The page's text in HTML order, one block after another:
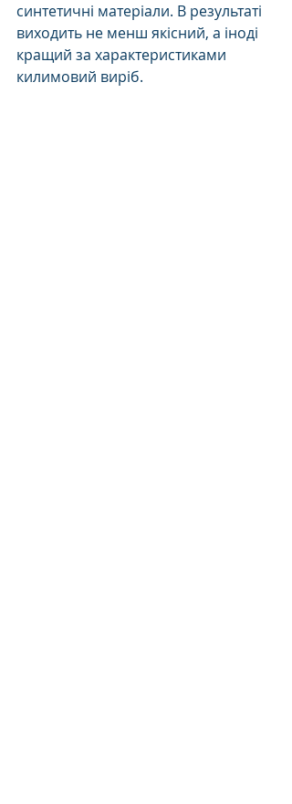
синтетичні матеріали. В результаті
виходить не менш якісний, а іноді
кращий за характеристиками
килимовий виріб.